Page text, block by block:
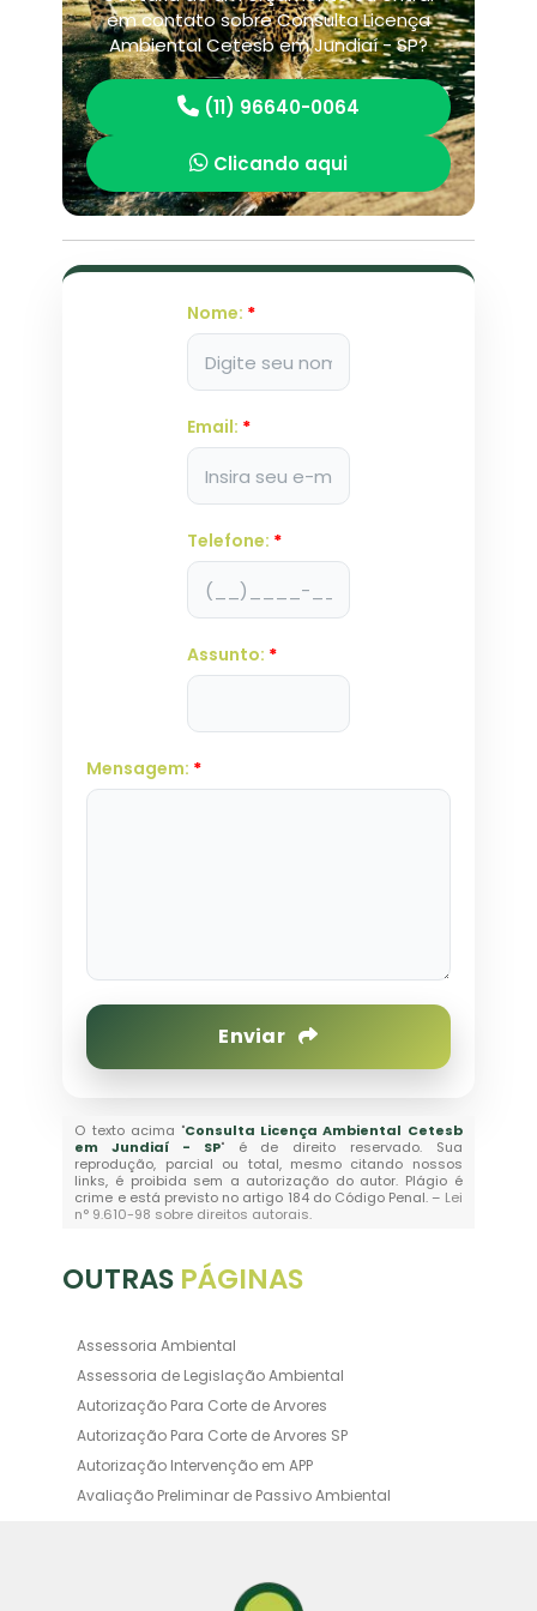
em contato sobre Consulta Licença
Ambiental Cetesb em Jundiaí - SP?
(11) 96640-0064
Clicando aqui
Nome: *
Email: *
Telefone: *
Assunto: *
Mensagem: *
Enviar
O texto acima "Consulta Licença Ambiental Cetesb
em Jundiaí - SP" é de direito reservado. Sua
reprodução, parcial ou total, mesmo citando nossos
links, é proibida sem a autorização do autor. Plágio é
crime e está previsto no artigo 184 do Código Penal. – Lei
n° 9.610-98 sobre direitos autorais.
OUTRAS PÁGINAS
Assessoria Ambiental
Assessoria de Legislação Ambiental
Autorização Para Corte de Arvores
Autorização Para Corte de Arvores SP
Autorização Intervenção em APP
Avaliação Preliminar de Passivo Ambiental
Certificado de Movimentação de Resíduos de